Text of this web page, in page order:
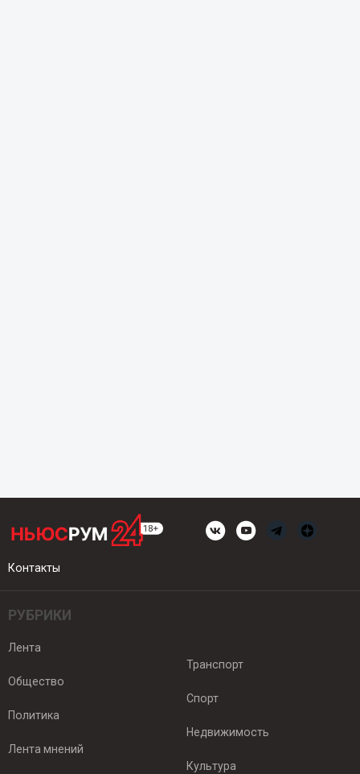
Контакты
РУБРИКИ
Лента
Общество
Политика
Лента мнений
Транспорт
Спорт
Недвижимость
Культура